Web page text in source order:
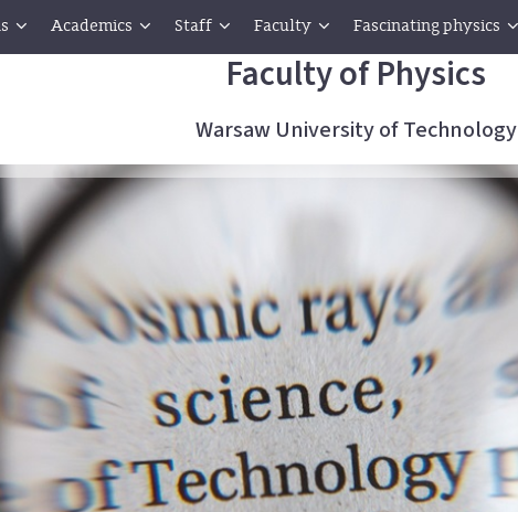
Academics Staff Faculty Fascinating physics
Faculty of Physics
Warsaw University of Technology